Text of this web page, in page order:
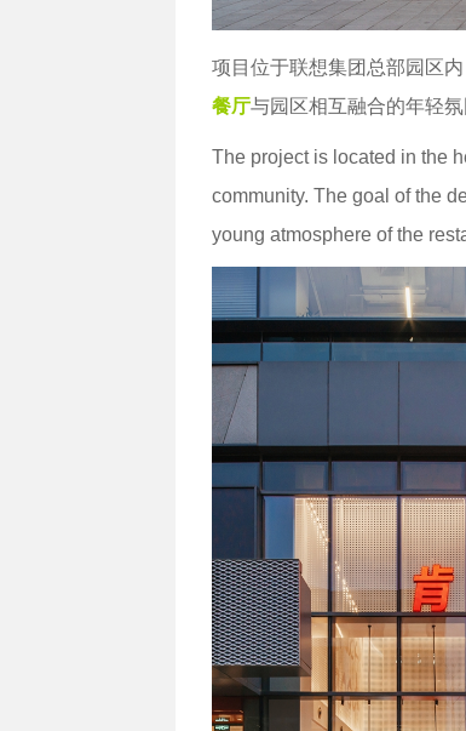
项目位于联想集团总部园区
餐厅与园区相互融合的年轻氛
The project is located in the
community. The goal of the
young atmosphere of the